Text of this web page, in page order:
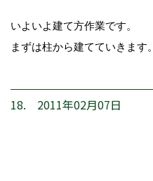
いよいよ建て方作業です。
まずは柱から建てていきます。
18. 2011年02月07日